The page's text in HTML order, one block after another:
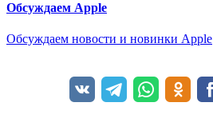
Обсуждаем Apple
Обсуждаем новости и новинки Apple